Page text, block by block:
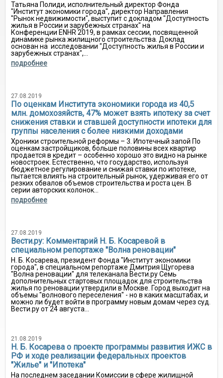
Татьяна Полиди, исполнительный директор Фонда
"Институт экономики города", директор Направления
"Рынок недвижимости", выступит с докладом "Доступность
жилья в России и зарубежных странах" на
Конференции ENHR 2019, в рамках сессии, посвященной
динамике рынка жилищного строительства. Доклад
основан на исследовании "Доступность жилья в России и
зарубежных странах",...
подробнее
27.08.2019
По оценкам Института экономики города из 40,5
млн. домохозяйств, 47% может взять ипотеку за счет
снижения ставки и ставшей доступности ипотеки для
группы населения с более низкими доходами
Хроники строительной реформы – 3. Ипотечный запой По
оценкам застройщиков, больше половины всех квартир
продается в кредит – особенно хорошо это видно на рынке
новостроек. Естественно, что государство, используя
бюджетное регулирование и снижая ставки по ипотеке,
пытается влиять на строительный рынок, удерживая его от
резких обвалов объемов строительства и роста цен. В
серии авторских колонок...
подробнее
27.08.2019
Вести.ру: Комментарий Н. Б. Косаревой в
специальном репортаже "Волна реновации"
Н. Б. Косарева, президент Фонда "Институт экономики
города", в специальном репортаже Дмитрия Щугорева
"Волна реновации" для телеканала Вести.ру Семь
дополнительных стартовых площадок для строительства
жилья по реновации утвердили в Москве. Город выходит на
объемы "волнового переселения" - но в каких масштабах, и
можно ли будет войти в программу новым домам через суд.
Вести.ру от 24 августа...
21.08.2019
Н. Б. Косарева о проекте программы развития ИЖС в
РФ и ходе реализации федеральных проектов
"Жилье" и "Ипотека"
На последнем заседании Комиссии в сфере жилищной